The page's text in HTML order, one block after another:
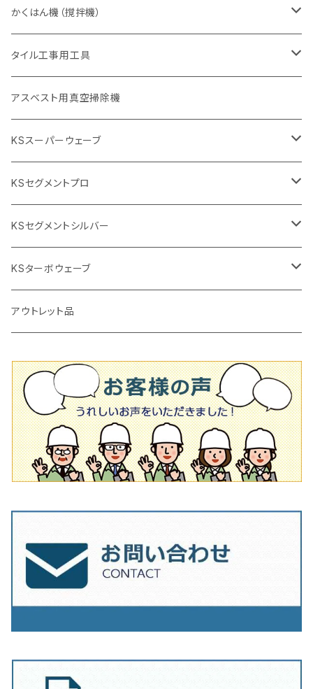
セグメント（特殊凸凹加工チップ
一般道路カッター用
355mm（14インチ）
305mm（12インチ）
355mm（14インチ）
押し切り（タイル切断機）
本体
電動切断機
本体
ダイヤモンドホイール
ブリック＆ブロック用切断機
穴あけ用工具
タイルニッパー
プロ用鏝（こて）
吸着盤
その他
タイル針
かくはん機（撹拌機）
本体
低速回転
高速回転
付属品
撹拌羽根
撹拌軸
タイル工事用工具
手動工具
押し切り（手動切断機
押し切り替え刃（手動切断機替え刃
タイル針
その他
電動工具
電動切断機
タイルパッチ（ビブラート
アスベスト用真空掃除機
KSスーパーウェーブ
105mm（4インチ）
125ｍｍ（5インチ）
KSセグメントプロ
105mm（4インチ）
通常品
ビス穴付き
125mm（5インチ）
通常品
オフセットタイプ（ハットタイプ
150ｍｍ（6インチ）
205ｍｍ（8インチ）
230mm（9インチ）
KSセグメントシルバー
105mm（4インチ）
125mm（5インチ）
180mm（7インチ）
205mm（8インチ）
230mm（9インチ）
KSターボウェーブ
105mm（4インチ）
150ｍｍ（6インチ）
180ｍｍ（7インチ）
205mm（8インチ）
アウトレット品